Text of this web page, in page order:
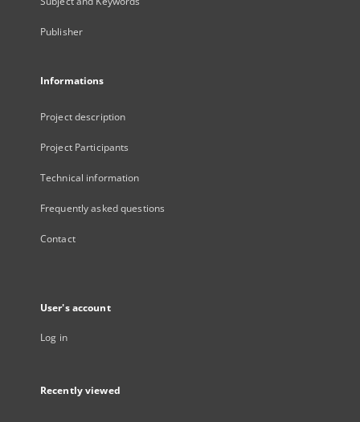
Publisher
Informations
Project description
Project Participants
Technical information
Frequently asked questions
Contact
User's account
Log in
Recently viewed